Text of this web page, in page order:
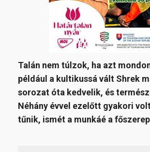
Talán nem túlzok, ha azt
például a kultikussá vált Shrek
sorozat óta kedvelik, és
Néhány évvel ezelőtt gyakori
tűnik, ismét a munkáé a